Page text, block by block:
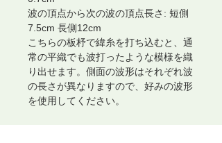
波の頂点から次の波の頂点長さ: 短側
7.5cm 長側12cm
こちらの板杼で緯糸を打ち込むと、通
常の平織でも波打ったような模様を織
り出せます。側面の波形はそれぞれ波
の長さが異なりますので、好みの波形
を使用してください。